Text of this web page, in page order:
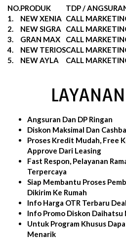
NO.PRODUK
TDP /
1.
NEW XENIA CALL
2.
NEW SIGRA
CALL
3.
GRAN MAX
CALL
4.
NEW TERIOSCALL
5.
NEW AYLA CALL
Angsuran Dan DP Ringan
Diskon Maksimal Dan
Proses Kredit Mudah, Free
Approve Dari Leasing
Fast Respon, Pelayanan
Terpercaya
Siap Membantu Proses
Dikirim Ke Rumah
Info Harga OTR Terbaru
Info Promo Diskon Daihatsu
Untuk Program Khusus
Menarik